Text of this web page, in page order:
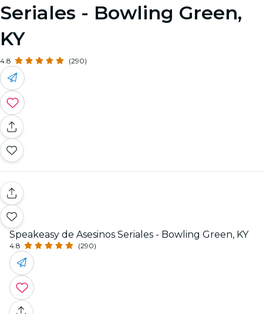
Seriales - Bowling Green,
KY
4.8 (290)
Speakeasy de Asesinos Seriales - Bowling Green, KY
4.8 (290)